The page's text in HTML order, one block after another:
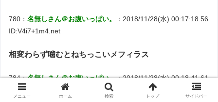
780：名無しさん＠お腹いっぱい。
：2018/11/28(水) 00:17:18.56
ID:V4i7+1m4.net
相変わらず噛むとねちっこいメフィラス
784：名無しさん＠お腹いっぱい。：2018/11/28(水) 00:18:41.61
ID:d1f8vgmo.net
メニュー ホーム 検索 トップ サイドバー